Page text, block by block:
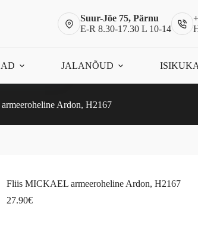
This
product
has
variants.
options
the
product
Suur-Jõe 75, Pärnu
E-R 8.30-17.30 L 10-14
JALANÕUD
Ardon, H2167
Fliis MICKAEL armeeroheline Ardon, H2167
27.90€